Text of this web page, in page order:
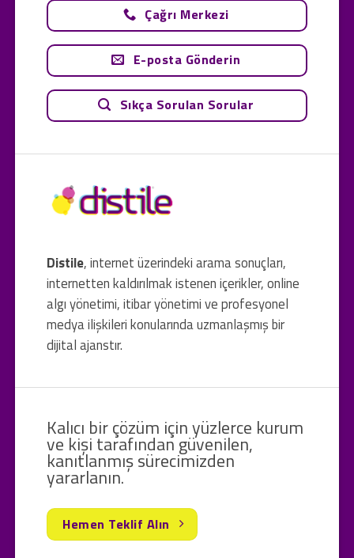
Distile, internet üzerindeki arama sonuçları,
internetten kaldırılmak istenen içerikler, online
algı yönetimi, itibar yönetimi ve profesyonel
medya ilişkileri konularında uzmanlaşmış bir
dijital ajanstır.
Çağrı Merkezi
E-posta Gönderin
Sıkça Sorulan Sorular
Kalıcı bir çözüm için yüzlerce kurum
ve kişi tarafından güvenilen,
kanıtlanmış sürecimizden
yararlanın.
Hemen Teklif Alın